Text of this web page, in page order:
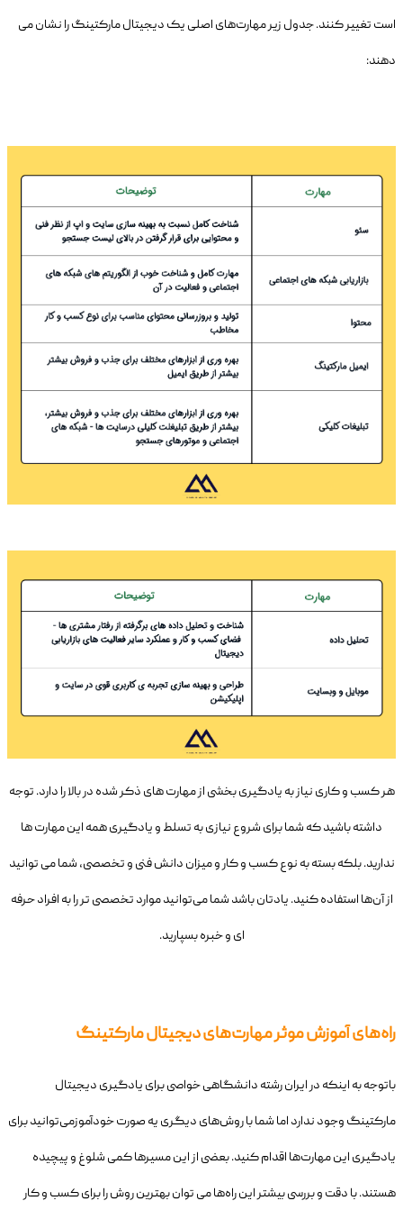
است تغییر کنند. جدول زیر مهارت‌های اصلی یک دیجیتال مارکتینگ را نشان می
دهند:
هر کسب و کاری نیاز به یادگیری بخشی از مهارت های ذکر شده در بالا را دارد. توجه
داشته باشید که شما برای شروع نیازی به تسلط و یادگیری همه این مهارت ها
ندارید. بلکه بسته به نوع کسب و کار و میزان دانش فنی و تخصصی، شما می توانید
از آن‌ها استفاده کنید. یادتان باشد شما می‌توانید موارد تخصصی تر را به افراد حرفه
ای و خبره بسپارید.
راه‌های آموزش موثر مهارت‌های دیجیتال مارکتینگ
باتوجه به اینکه در ایران رشته دانشگاهی خواصی برای یادگیری دیجیتال
مارکتینگ وجود ندارد اما شما با روش‌های دیگری یه صورت خودآموزمی‌توانید برای
یادگیری این مهارت‌ها اقدام کنید. بعضی از این مسیرها کمی شلوغ و پیچیده
هستند. با دقت و بررسی بیشتر این راه‌ها می توان بهترین روش را برای کسب و کار